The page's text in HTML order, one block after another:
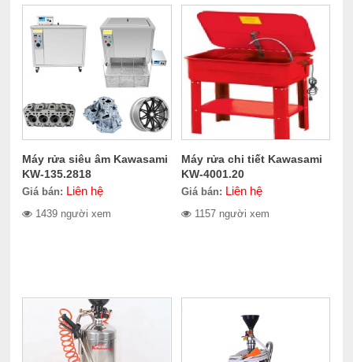
Máy rửa siêu âm Kawasami
KW-135.2818
Giá bán: Liên hệ
1439 người xem
Máy rửa chi tiết Kawasami
KW-4001.20
Giá bán: Liên hệ
1157 người xem